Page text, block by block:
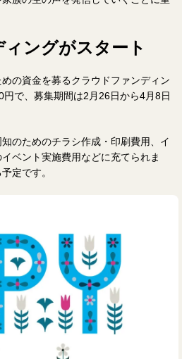
ングがスタート
の資金を募るクラウドファンディン
で、募集期間は2月26日から4月8日
のためのチラシ作成・印刷費用、イ
ベント実施費用などに充てられま
定です。